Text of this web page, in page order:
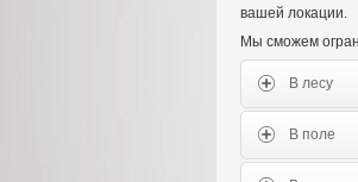
вашей локации.
Мы сможем
В лесу
В поле